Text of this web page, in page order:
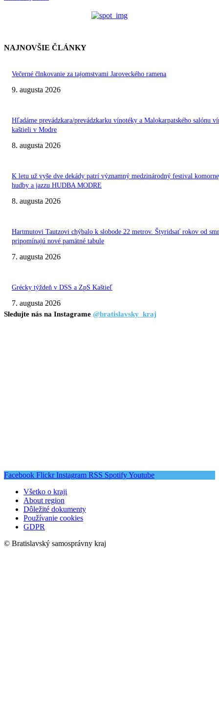
NAJNOVŠIE ČLÁNKY
Večerné člnkovanie za tajomstvami Jaroveckého ramena
9. augusta 2026
Hľadáme prevádzkara/prevádzkarku vínotéky a Malokarpatského salónu
kaštieli v Modre
8. augusta 2026
K letu už vyše dve dekády patrí významný medzinárodný festival
hudby a jazzu HUDBA MODRE
8. augusta 2026
Hartmutovi Tautzovi chýbalo k slobode 22 metrov. Štyridsať rokov od
pripomínajú nové pamätné tabule
7. augusta 2026
Grécky týždeň v DSS a ZpS Kaštieľ
7. augusta 2026
Sledujte nás na Instagrame @bratislavsky_kraj
Facebook Flickr Instagram RSS SpotifyYoutube
Všetko o kraji
About region
Dôležité dokumenty
Používanie cookies
GDPR
© Bratislavský samosprávny kraj